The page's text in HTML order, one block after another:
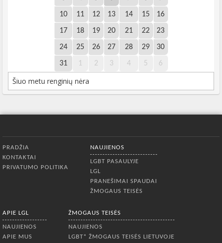
10 11 12 13 14 15 16
17 18 19 20 21 22 23
24 25 26 27 28 29 30
31 1 2 3 4 5 6
Šiuo metu renginių nėra
PRADŽIA
KONTAKTAI
PRIVATUMO POLITIKA
NAUJIENOS
LGBT PASAULYJE
LGL
PRANEŠIMAI SPAUDAI
ŽMOGAUS TEISĖS
APIE LGL
NAUJIENOS
APIE MUS
ŽMOGAUS TEISĖS
NAUJIENOS
LGBT* ŽMOGAUS TEISĖS LIETUVOJE